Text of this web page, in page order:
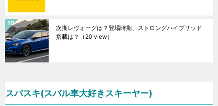
次期レヴォーグは？登場時期、ストロングハイブリッド
搭載は？
（20 view）
スバスキ(スバル車大好きスキーヤー)